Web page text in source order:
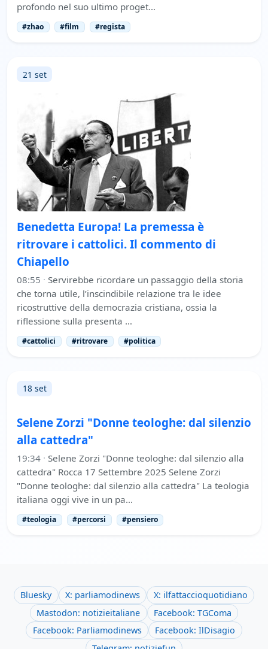
profondo nel suo ultimo proget…
#zhao #film #regista
21 set
Benedetta Europa! La premessa è
ritrovare i cattolici. Il commento di
Chiapello
08:55 · Servirebbe ricordare un passaggio della storia
che torna utile, l’inscindibile relazione tra le idee
ricostruttive della democrazia cristiana, ossia la
riflessione sulla presenta …
#cattolici #ritrovare #politica
18 set
Selene Zorzi "Donne teologhe: dal silenzio
alla cattedra"
19:34 · Selene Zorzi "Donne teologhe: dal silenzio alla
cattedra" Rocca 17 Settembre 2025 Selene Zorzi
"Donne teologhe: dal silenzio alla cattedra" La teologia
italiana oggi vive in un pa…
#teologia #percorsi #pensiero
Bluesky X: parliamodinews
X: ilfattaccioquotidiano
Mastodon: notizieitaliane
Facebook: TGComa
Facebook: Parliamodinews
Facebook: IlDisagio